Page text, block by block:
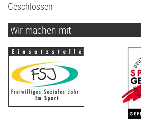
Geschlossen
Wir machen mit